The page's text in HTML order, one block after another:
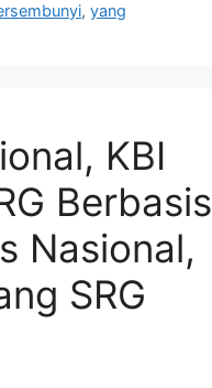
,yang
KBI
Berbasis
Nasional,
SRG